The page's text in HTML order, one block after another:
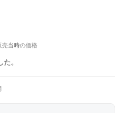
売当時の価格
。